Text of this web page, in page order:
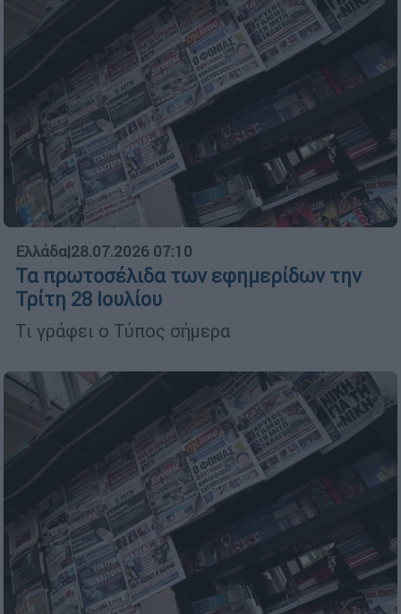
Ελλάδα|28.07.2026 07:10
Τα πρωτοσέλιδα των εφημερίδων την
Τρίτη 28 Ιουλίου
Τι γράφει ο Τύπος σήμερα